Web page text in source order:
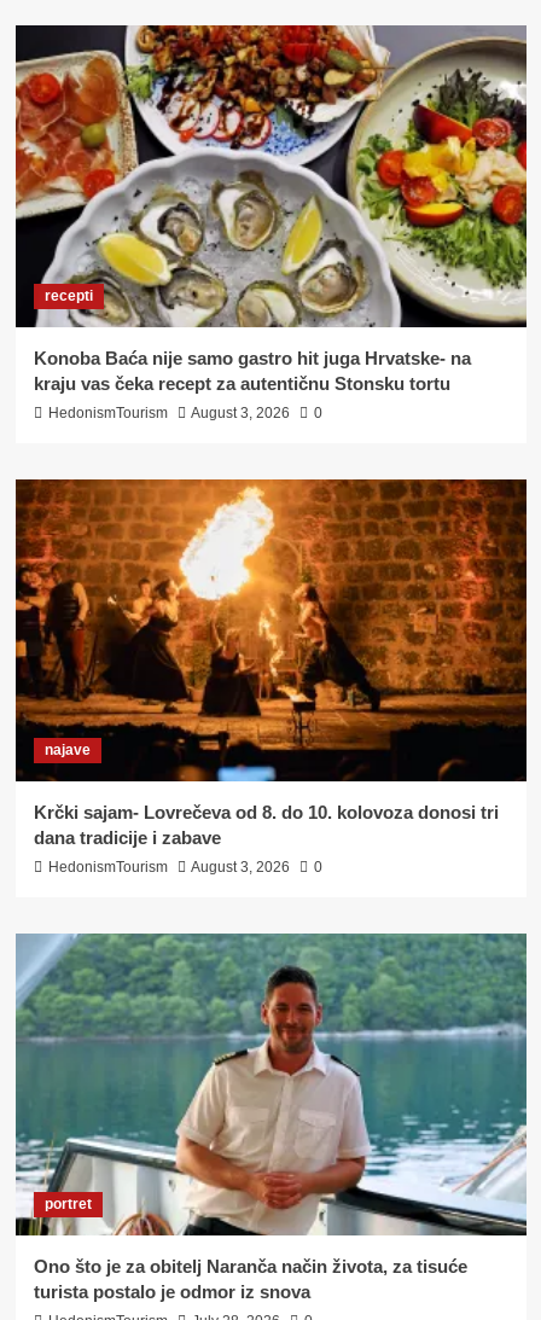
recepti
Konoba Baća nije samo gastro hit juga Hrvatske- na
kraju vas čeka recept za autentičnu Stonsku tortu
HedonismTourism August 3, 2026 0
najave
Krčki sajam- Lovrečeva od 8. do 10. kolovoza donosi tri
dana tradicije i zabave
HedonismTourism August 3, 2026 0
portret
Ono što je za obitelj Naranča način života, za tisuće
turista postalo je odmor iz snova